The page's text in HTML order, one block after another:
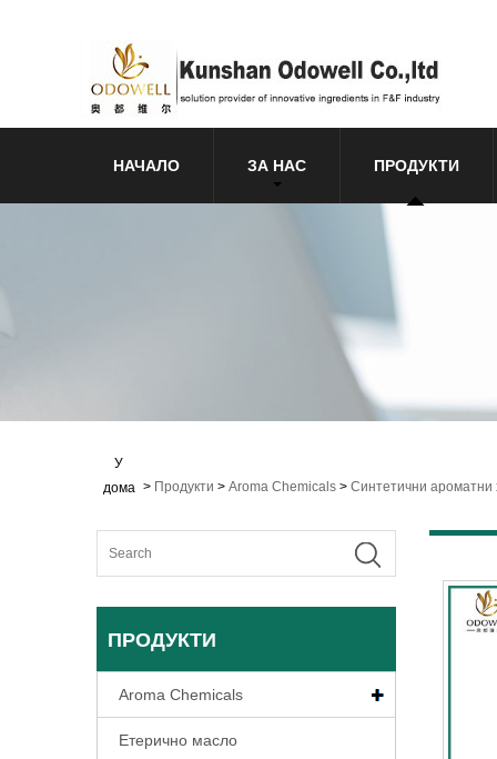
НАЧАЛО ЗА НАС ПРОДУКТИ
У
дома > Продукти > Aroma Chemicals > Синтетични ароматни
ПРОДУКТИ
Aroma Chemicals
Етерично масло